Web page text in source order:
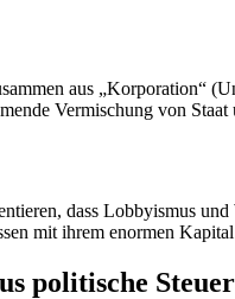
aus „Korporation“
Vermischung von
dass Lobbyismus
mit ihrem enormen
politische